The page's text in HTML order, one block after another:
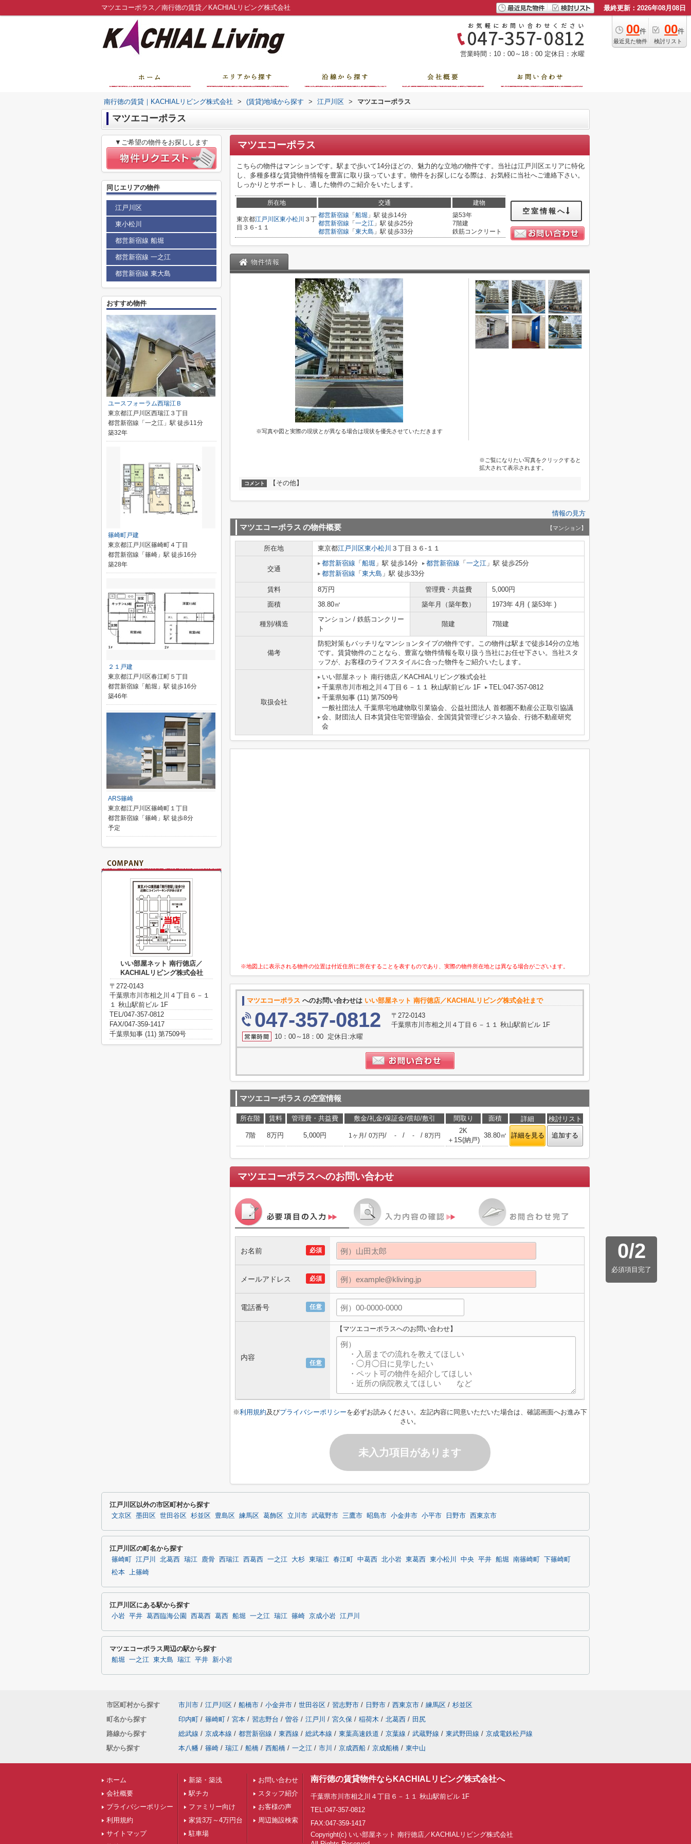
マツエコーポラス／南行徳の賃貸／KACHIALリビング株式会社 最終更新：2026年08月08日
00件
最近見た物件
00件
検討リスト
営業時間：10：00～18：00 定休日：水曜
南行徳の賃貸｜KACHIALリビング株式会社 > (賃貸)地域から探す > 江戸川区 > マツエコーポラス
マツエコーポラス
マツエコーポラス
こちらの物件はマンションです。駅まで歩いて14分ほどの、魅力的な立地の物件です。当社は江戸川区エリアに特化
し、多種多様な賃貸物件情報を豊富に取り扱っています。物件をお探しになる際は、お気軽に当社へご連絡下さい。
しっかりとサポートし、適した物件のご紹介をいたします。
所在地 交通 建物
東京都江戸川区東小松川 ３丁
目３６-１１
都営新宿線 「 船堀 」駅 徒歩14分
都営新宿線 「 一之江 」駅 徒歩25分
都営新宿線 「 東大島 」駅 徒歩33分
築53年
7階建
鉄筋コンクリート
空室情報へ
物件情報
※写真や図と実際の現状とが異なる場合は現状を優先させていただきます
※ご覧になりたい写真をクリックすると
拡大されて表示されます。
コメント 【その他】
情報の見方
マツエコーポラス の物件概要 【マンション】
所在地 東京都江戸川区東小松川 ３丁目３６-１１
交通
都営新宿線 「 船堀 」駅 徒歩14分 都営新宿線 「 一之江 」駅 徒歩25分
都営新宿線 「 東大島 」駅 徒歩33分
賃料 8万円 管理費・共益費
5,000円
面積
38.80㎡ 築年月（築年数） 1973年 4月 ( 築53年 )
種別/構造
マンション / 鉄筋コンクリー
ト
階建 7階建
備考
防犯対策もバッチリなマンションタイプの物件です。この物件は駅まで徒歩14分の立地
です。賃貸物件のことなら、豊富な物件情報を取り扱う当社にお任せ下さい。当社スタ
ッフが、お客様のライフスタイルに合った物件をご紹介いたします。
取扱会社
いい部屋ネット 南行徳店／KACHIALリビング株式会社
千葉県市川市相之川４丁目６－１１ 秋山駅前ビル 1F
TEL:047-357-0812
千葉県知事 (11) 第7509号
一般社団法人 千葉県宅地建物取引業協会、公益社団法人 首都圏不動産公正取引協議
会、財団法人 日本賃貸住宅管理協会、全国賃貸管理ビジネス協会、行徳不動産研究
会
※地図上に表示される物件の位置は付近住所に所在することを表すものであり、実際の物件所在地とは異なる場合がございます。
マツエコーポラス へのお問い合わせは いい部屋ネット 南行徳店／KACHIALリビング株式会社まで
047-357-0812
〒272-0143
千葉県市川市相之川４丁目６－１１ 秋山駅前ビル 1F
10：00～18：00 定休日:水曜
マツエコーポラス の空室情報
所在階 賃料 管理費・共益費 敷金/礼金/保証金/償却/敷引 間取り 面積 詳細 検討リスト
7階 8万円 5,000円 1ヶ月 / 0万円/ - / - / 8万円
2K
＋1S(納戸)
38.80㎡ 詳細を見る 追加する
マツエコーポラスへのお問い合わせ
0/2
必須項目完了
必須
お名前
必須
メールアドレス
任意
電話番号
任意
内容
【マツエコーポラスへのお問い合わせ】
※利用規約及びプライバシーポリシーを必ずお読みください。左記内容に同意いただいた場合は、確認画面へお進み下
さい。
未入力項目があります
▼ご希望の物件をお探しします
同じエリアの物件
江戸川区
東小松川
都営新宿線 船堀
都営新宿線 一之江
都営新宿線 東大島
おすすめ物件
ユースフォーラム西瑞江Ｂ
東京都江戸川区西瑞江３丁目
都営新宿線「一之江」駅 徒歩11分
築32年
篠崎町戸建
東京都江戸川区篠崎町４丁目
都営新宿線「篠崎」駅 徒歩16分
築28年
２１戸建
東京都江戸川区春江町５丁目
都営新宿線「船堀」駅 徒歩16分
築46年
ARS篠崎
東京都江戸川区篠崎町１丁目
都営新宿線「篠崎」駅 徒歩8分
予定
いい部屋ネット 南行徳店／
KACHIALリビング株式会社
〒272-0143
千葉県市川市相之川４丁目６－１
１ 秋山駅前ビル 1F
TEL/047-357-0812
FAX/047-359-1417
千葉県知事 (11) 第7509号
江戸川区以外の市区町村から探す
文京区 墨田区 世田谷区 杉並区 豊島区 練馬区 葛飾区 立川市 武蔵野市 三鷹市 昭島市 小金井市 小平市 日野市 西東京市
江戸川区の町名から探す
篠崎町 江戸川 北葛西 瑞江 鹿骨 西瑞江 西葛西 一之江 大杉 東瑞江 春江町 中葛西 北小岩 東葛西 東小松川 中央 平井 船堀 南篠崎町
下篠崎町
松本 上篠崎
江戸川区にある駅から探す
小岩 平井 葛西臨海公園 西葛西 葛西 船堀 一之江 瑞江 篠崎 京成小岩 江戸川
マツエコーポラス周辺の駅から探す
船堀 一之江 東大島 瑞江 平井 新小岩
市区町村から探す 市川市 / 江戸川区 / 船橋市 / 小金井市 / 世田谷区 / 習志野市 / 日野市 / 西東京市 / 練馬区 / 杉並区
町名から探す
印内町 / 篠崎町 / 宮本 / 習志野台 / 曽谷 / 江戸川 / 宮久保 / 稲荷木 / 北葛西 / 田尻
路線から探す
総武線 / 京成本線 / 都営新宿線 / 東西線 / 総武本線 / 東葉高速鉄道 / 京葉線 / 武蔵野線 / 東武野田線 / 京成電鉄松戸線
駅から探す
本八幡 / 篠崎 / 瑞江 / 船橋 / 西船橋 / 一之江 / 市川 / 京成西船 / 京成船橋 / 東中山
ホーム
会社概要
プライバシーポリシー
利用規約
サイトマップ
新築・築浅
駅チカ
ファミリー向け
家賃3万～4万円台
駐車場
お問い合わせ
スタッフ紹介
お客様の声
周辺施設検索
南行徳の賃貸物件ならKACHIALリビング株式会社へ
千葉県市川市相之川４丁目６－１１ 秋山駅前ビル 1F
TEL:047-357-0812
FAX:047-359-1417
Copyright(c) いい部屋ネット 南行徳店／KACHIALリビング株式会社